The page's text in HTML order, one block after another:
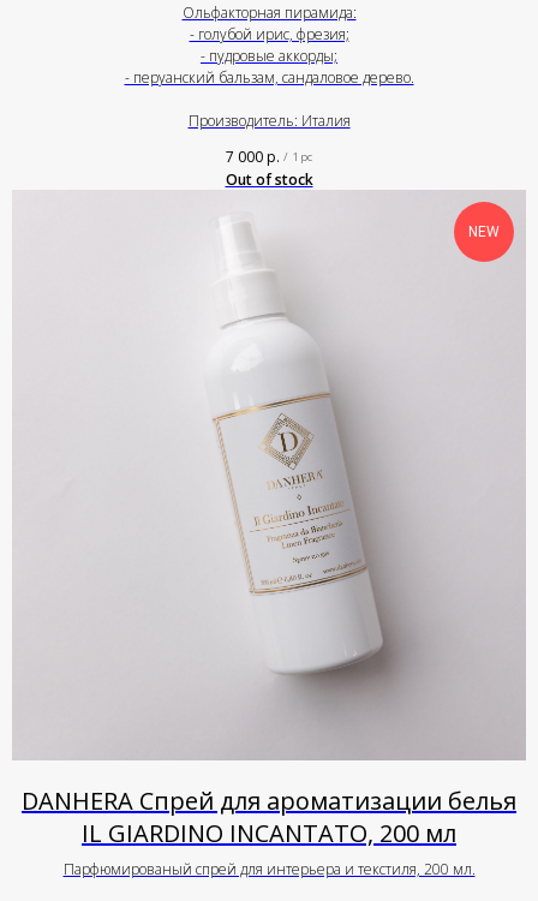
Ольфакторная пирамида:
- голубой ирис, фрезия;
- пудровые аккорды;
- перуанский бальзам, сандаловое дерево.
Производитель: Италия
7 000р. / 1 pc
Out of stock
NEW
DANHERA Спрей для ароматизации белья
IL GIARDINO INCANTATO, 200 мл
Парфюмированый спрей для интерьера и текстиля, 200 мл.